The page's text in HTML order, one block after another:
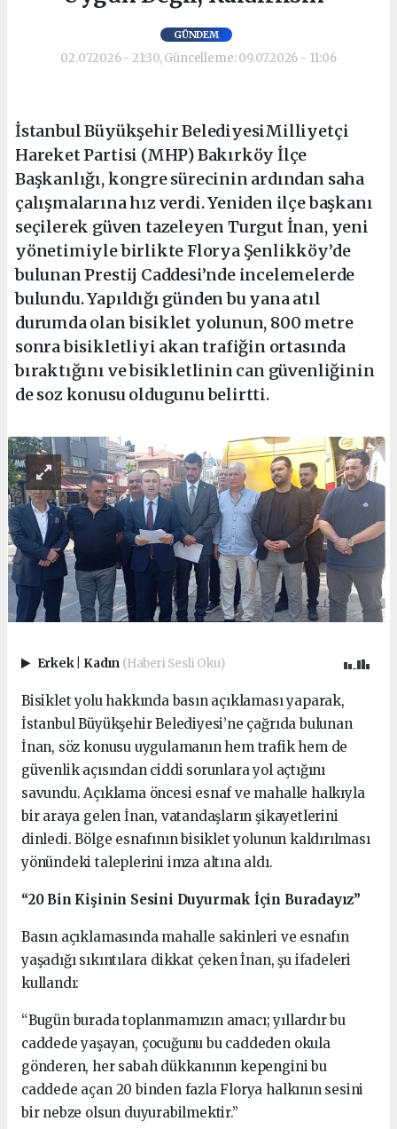
GÜNDEM
02.07.2026 - 21:30, Güncelleme: 09.07.2026 - 11:06
İstanbul Büyükşehir BelediyesiMilliyetçi
Hareket Partisi (MHP) Bakırköy İlçe
Başkanlığı, kongre sürecinin ardından saha
çalışmalarına hız verdi. Yeniden ilçe başkanı
seçilerek güven tazeleyen Turgut İnan, yeni
yönetimiyle birlikte Florya Şenlikköy’de
bulunan Prestij Caddesi’nde incelemelerde
bulundu. Yapıldığı günden bu yana atıl
durumda olan bisiklet yolunun, 800 metre
sonra bisikletliyi akan trafiğin ortasında
bıraktığını ve bisikletlinin can güvenliğinin
de soz konusu oldugunu belirtti.
Erkek Kadın (Haberi Sesli Oku)
Bisiklet yolu hakkında basın açıklaması yaparak,
İstanbul Büyükşehir Belediyesi’ne çağrıda bulunan
İnan, söz konusu uygulamanın hem trafik hem de
güvenlik açısından ciddi sorunlara yol açtığını
savundu. Açıklama öncesi esnaf ve mahalle halkıyla
bir araya gelen İnan, vatandaşların şikayetlerini
dinledi. Bölge esnafının bisiklet yolunun kaldırılması
yönündeki taleplerini imza altına aldı.
“20 Bin Kişinin Sesini Duyurmak İçin Buradayız”
Basın açıklamasında mahalle sakinleri ve esnafın
yaşadığı sıkıntılara dikkat çeken İnan, şu ifadeleri
kullandı:
“Bugün burada toplanmamızın amacı; yıllardır bu
caddede yaşayan, çocuğunu bu caddeden okula
gönderen, her sabah dükkanının kepengini bu
caddede açan 20 binden fazla Florya halkının sesini
bir nebze olsun duyurabilmektir.”